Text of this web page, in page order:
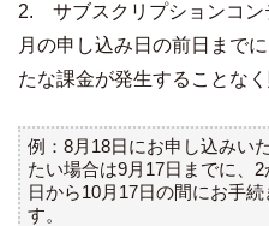
2. サブスクリプションコン
月の申し込み日の前日まで
たな課金が発生することな
例：8月18日にお申し込みい
たい場合は9月17日までに、
日から10月17日の間にお手続
す。